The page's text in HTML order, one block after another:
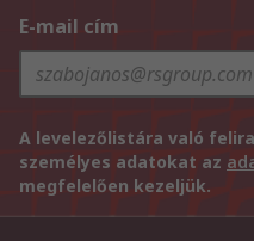
E-mail cím
A levelezőlistára való
személyes adatokat az
megfelelően kezeljük.